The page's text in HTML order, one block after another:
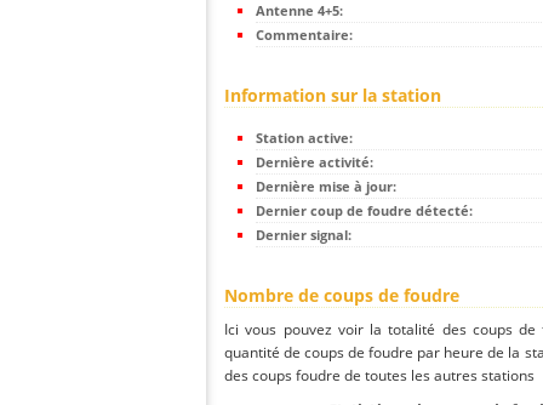
Antenne 4+5:
Commentaire:
Information sur la station
Station active:
Dernière activité:
Dernière mise à jour:
Dernier coup de foudre détecté:
Dernier signal:
Nombre de coups de foudre
Ici vous pouvez voir la totalité des coups
quantité de coups de foudre par heure de la
des coups foudre de toutes les autres stations